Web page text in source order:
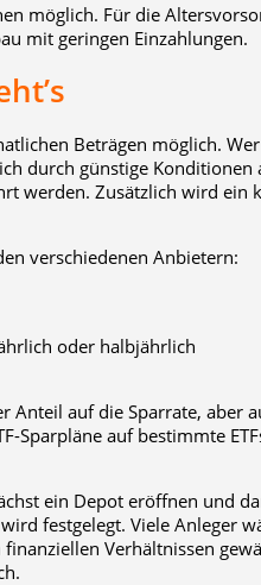
möglich. Für die
mit geringen Einzahlungen.
Beträgen möglich.
durch günstige Konditionen
werden. Zusätzlich wird
verschiedenen Anbietern:
oder halbjährlich
auf die Sparrate, aber
Sparpläne auf bestimmte
ein Depot eröffnen und
festgelegt. Viele Anleger
Verhältnissen